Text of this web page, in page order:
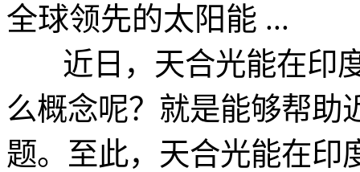
全球领先的太阳能 ...
近日，天合光能在印度
么概念呢？就是能够帮助
题。至此，天合光能在印